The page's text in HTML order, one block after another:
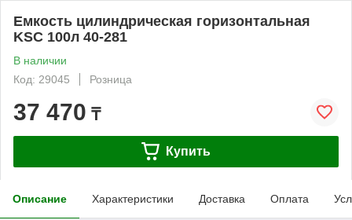
Емкость цилиндрическая горизонтальная
KSC 100л 40-281
В наличии
Код: 29045
Розница
37 470 ₸
Купить
Описание Характеристики Доставка Оплата